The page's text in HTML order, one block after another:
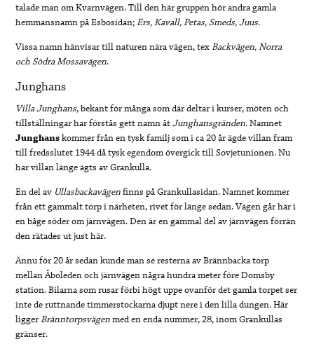
talade man om Kvarnvägen. Till den här gruppen hör andra gamla
hemmansnamn på Esbosidan;Ers, Kavall, Petas, Smeds, Juus.
Vissa namn hänvisar till naturen nära vägen, texBackvägen, Norra
och Södra Mossavägen.
Junghans
VillaJunghans, bekant för många som där deltar i kurser, möten och
tillställningar har förstås gett namn åtJunghansgränden. Namnet
Junghanskommer från en tysk familj som i ca 20 år ägde villan fram
till fredsslutet 1944 då tysk egendom övergick till Sovjetunionen. Nu
har villan länge ägts av Grankulla.
En del av Ullasbackavägenfinns på Grankullasidan. Namnet kommer
från ett gammalt torp i närheten, rivet för länge sedan. Vägen går här i
en båge söder om järnvägen. Den är en gammal del av järnvägen förrän
den rätades ut just här.
Ännu för 20 år sedan kunde man se resterna av Brännbacka torp
mellan Åboleden och järnvägen några hundra meter före Domsby
station. Bilarna som rusar förbi högt uppe ovanför det gamla torpet ser
inte de ruttnande timmerstockarna djupt nere i den lilla dungen. Här
liggerBränntorpsvägenmed en enda nummer, 28, inom Grankullas
gränser.